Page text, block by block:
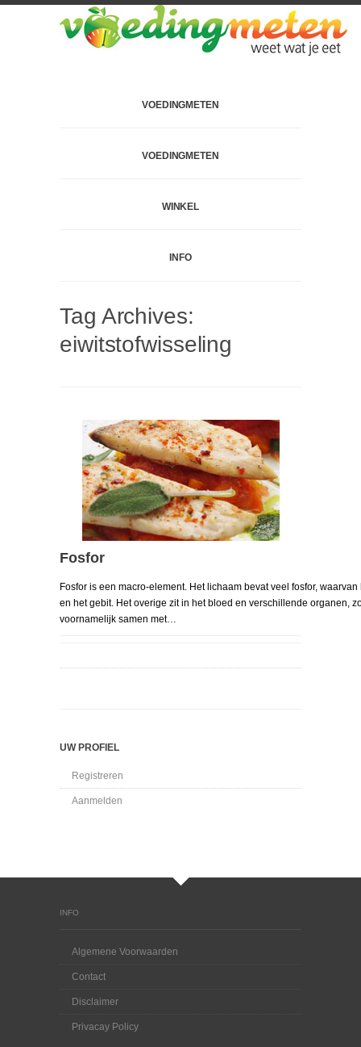
VOEDINGMETEN
VOEDINGMETEN
WINKEL
INFO
Tag Archives:
eiwitstofwisseling
Fosfor
Fosfor is een macro-element. Het lichaam bevat veel fosfor,
en het gebit. Het overige zit in het bloed en verschillende organen,
voornamelijk samen met…
UW PROFIEL
Registreren
Aanmelden
INFO
Algemene Voorwaarden
Contact
Disclaimer
Privacay Policy